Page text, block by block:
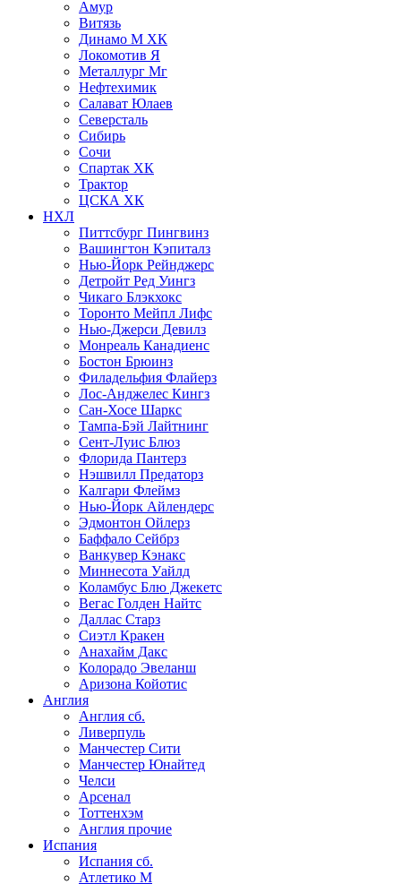
Амур
Витязь
Динамо М ХК
Локомотив Я
Металлург Мг
Нефтехимик
Салават Юлаев
Северсталь
Сибирь
Сочи
Спартак ХК
Трактор
ЦСКА ХК
НХЛ
Питтсбург Пингвинз
Вашингтон Кэпиталз
Нью-Йорк Рейнджерс
Детройт Ред Уингз
Чикаго Блэкхокс
Торонто Мейпл Лифс
Нью-Джерси Девилз
Монреаль Канадиенс
Бостон Брюинз
Филадельфия Флайерз
Лос-Анджелес Кингз
Сан-Хосе Шаркс
Тампа-Бэй Лайтнинг
Сент-Луис Блюз
Флорида Пантерз
Нэшвилл Предаторз
Калгари Флеймз
Нью-Йорк Айлендерс
Эдмонтон Ойлерз
Баффало Сейбрз
Ванкувер Кэнакс
Миннесота Уайлд
Коламбус Блю Джекетс
Вегас Голден Найтс
Даллас Старз
Сиэтл Кракен
Анахайм Дакс
Колорадо Эвеланш
Аризона Койотис
Англия
Англия сб.
Ливерпуль
Манчестер Сити
Манчестер Юнайтед
Челси
Арсенал
Тоттенхэм
Англия прочие
Испания
Испания сб.
Атлетико М